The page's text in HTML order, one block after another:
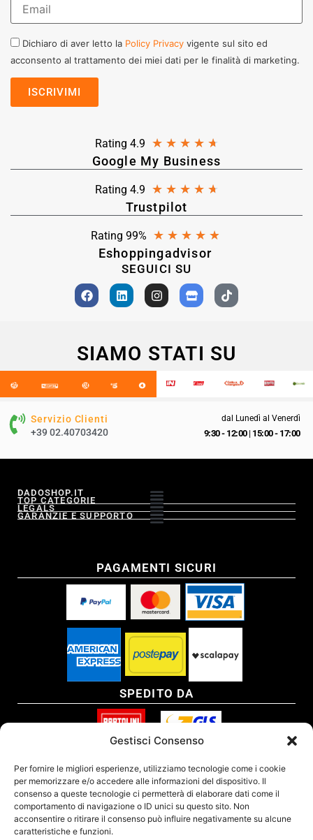
Gestisci Consenso
Per fornire le migliori esperienze, utilizziamo tecnologie come i cookie
per memorizzare e/o accedere alle informazioni del dispositivo. Il
consenso a queste tecnologie ci permetterà di elaborare dati come il
comportamento di navigazione o ID unici su questo sito. Non
acconsentire o ritirare il consenso può influire negativamente su alcune
caratteristiche e funzioni.
Dichiaro di aver letto la Policy Privacy vigente sul sito ed
acconsento al trattamento dei miei dati per le finalità di marketing.
Rating 4.9 ★ ★ ★ ★ ★
Google My Business
Rating 4.9 ★ ★ ★ ★ ★
Trustpilot
Rating 99% ★ ★ ★ ★ ★
Eshoppingadvisor
SEGUICI SU
SIAMO STATI SU
Servizio Clienti
+39 02.40703420
dal Lunedì al Venerdì
9:30 - 12:00| 15:00 - 17:00
DADOSHOP.IT
TOP CATEGORIE
LEGALS
GARANZIE E SUPPORTO
PAGAMENTI SICURI
SPEDITO DA